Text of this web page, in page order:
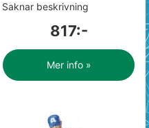
Saknar beskrivning
817:-
Mer info »